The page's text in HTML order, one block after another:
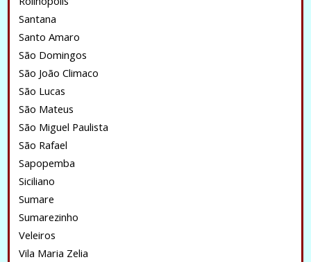
Santana
Santo Amaro
São Domingos
São João Climaco
São Lucas
São Mateus
São Miguel Paulista
São Rafael
Sapopemba
Siciliano
Sumare
Sumarezinho
Veleiros
Vila Maria Zelia